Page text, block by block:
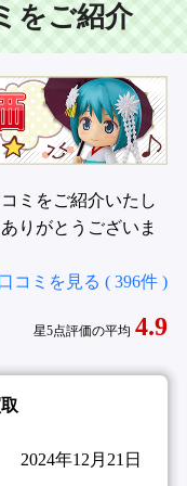
をご紹介
ミをご紹介いたし
りがとうございま
コミを見る ( 396件 )
星5点評価の平均 4.9
2024年12月21日